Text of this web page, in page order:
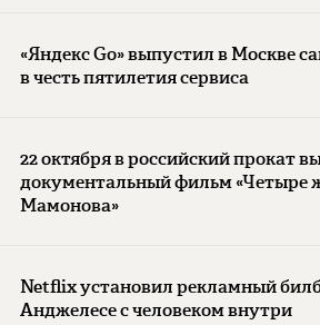
«Яндекс Go» выпустил в Москве
в честь пятилетия сервиса
22 октября в российский прокат
документальный фильм «Четыре
Мамонова»
Netflix установил рекламный
Анджелесе с человеком внутри